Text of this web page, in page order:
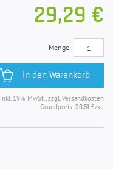
29,29 €
Menge
In den Warenkorb
Inkl. 19% MwSt., zzgl. Versandkosten
Grundpreis: 30,51 €/kg